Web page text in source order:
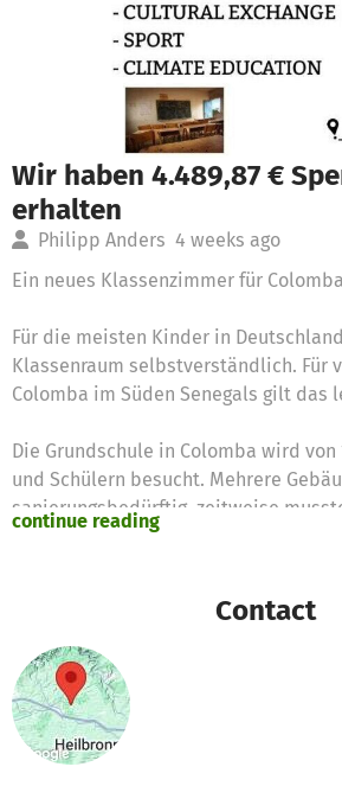
Wir haben 4.489,87 €
erhalten
Philipp Anders 4 weeks ago
Ein neues Klassenzimmer für
Für die meisten Kinder in
Klassenraum selbstverständlich. Für
Colomba im Süden Senegals gilt das
Die Grundschule in Colomba wird von
und Schülern besucht. Mehrere
sanierungsbedürftig, zeitweise
provisorischen Bedingungen
Das Projekt umfasst nicht nur den
sondern verbindet Bildung mit Klima-
Umweltmaßnahmen. Geplant sind
Beleuchtung, neue Schulmöbel,
und die Pflanzung von 100 Bäumen.
continue reading
Contact